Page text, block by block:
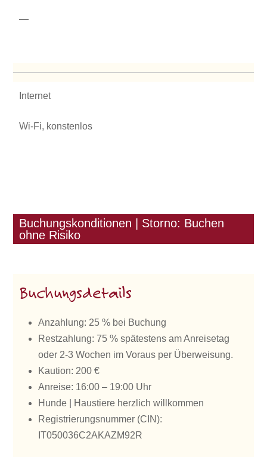
—
Internet
Wi-Fi, konstenlos
Buchungskonditionen | Storno: Buchen
ohne Risiko
Buchungsdetails
Anzahlung: 25 % bei Buchung
Restzahlung: 75 % spätestens am Anreisetag
oder 2-3 Wochen im Voraus per Überweisung.
Kaution: 200 €
Anreise: 16:00 – 19:00 Uhr
Hunde | Haustiere herzlich willkommen
Registrierungsnummer (CIN):
IT050036C2AKAZM92R